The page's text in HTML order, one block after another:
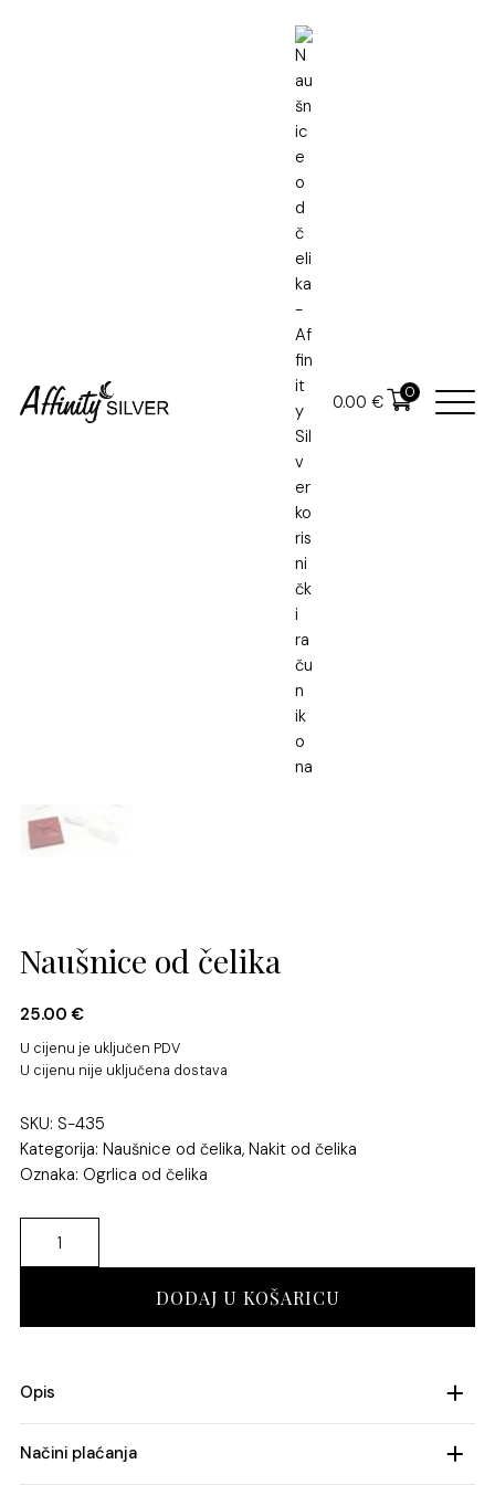
0.00 €
0
Naušnice od čelika
Naušnice od čelika
25.00€
U cijenu je uključen PDV
U cijenu nije uključena dostava
SKU: S-435
Kategorija: Naušnice od čelika, Nakit od čelika
Oznaka: Ogrlica od čelika
Naušnice
DODAJ U KOŠARICU
Opis
Kategorija artikla: nakit od čelika
Načini plaćanja